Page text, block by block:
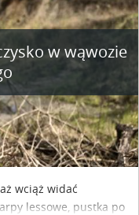
w wąwozie
wciąż widać
lessowe, pustka po